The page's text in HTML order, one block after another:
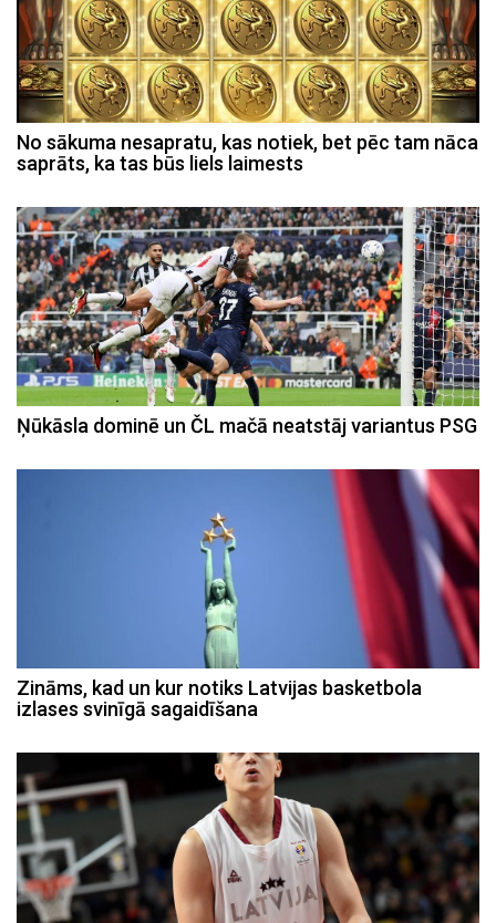
No sākuma nesapratu, kas notiek, bet pēc tam nāca
saprāts, ka tas būs liels laimests
Ņūkāsla dominē un ČL mačā neatstāj variantus PSG
Zināms, kad un kur notiks Latvijas basketbola
izlases svinīgā sagaidīšana